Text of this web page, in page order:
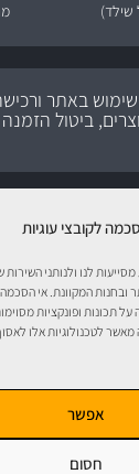
לקובצי עוגיות
מסייעות לנו ולנותני
ובחנות המקוונת. אי
על תכונות ופונקציות
מאשר לטכנולוגיות אלו
אפשר
חסום
באתר
ביטול הזמנה